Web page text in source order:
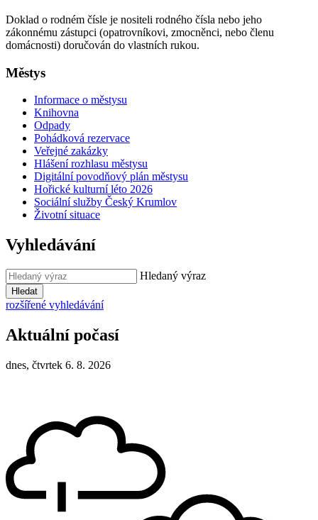
Doklad o rodném čísle je nositeli rodného čísla nebo jeho
zákonnému zástupci (opatrovníkovi, zmocněnci, nebo členu
domácnosti) doručován do vlastních rukou.
Městys
Informace o městysu
Knihovna
Odpady
Pohádková rezervace
Veřejné zakázky
Hlášení rozhlasu městysu
Digitální povodňový plán městysu
Hořické kulturní léto 2026
Sociální služby Český Krumlov
Životní situace
Vyhledávání
Hledaný výraz
Hledat
rozšířené vyhledávání
Aktuální počasí
dnes, čtvrtek 6. 8. 2026